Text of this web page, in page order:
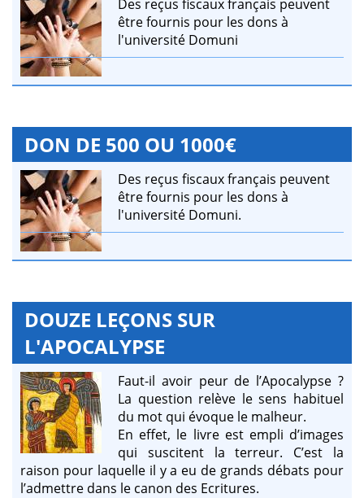
Des reçus fiscaux français peuvent
être fournis pour les dons à
l'université Domuni
DON DE 500 OU 1000€
Des reçus fiscaux français peuvent
être fournis pour les dons à
l'université Domuni.
DOUZE LEÇONS SUR
L'APOCALYPSE
Faut-il avoir peur de l’Apocalypse ?
La question relève le sens habituel
du mot qui évoque le malheur.
En effet, le livre est empli d’images
qui suscitent la terreur. C’est la
raison pour laquelle il y a eu de grands débats pour
l’admettre dans le canon des Ecritures.